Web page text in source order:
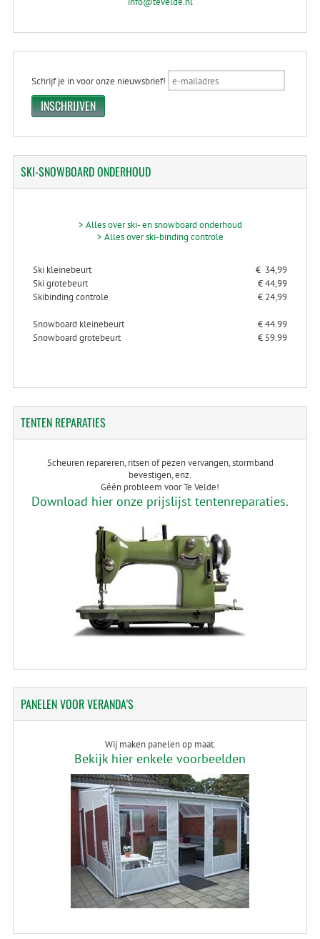
Schrijf je in voor onze nieuwsbrief!
SKI-SNOWBOARDONDERHOUD
> Alles over ski- en snowboard onderhoud
> Alles over ski-binding controle
Ski kleinebeurt
€ 34,99
Ski grotebeurt
€ 44,99
Skibinding controle
€ 24,99
Snowboard kleinebeurt
€ 44.99
Snowboard grotebeurt
€ 59.99
TENTENREPARATIES
Scheuren repareren, ritsen of pezen vervangen, stormband
bevestigen, enz.
Géén probleem voor Te Velde!
Download hier onze prijslijst tentenreparaties.
PANELENVOOR VERANDA'S
Wij maken panelen op maat.
Bekijk hier enkele voorbeelden